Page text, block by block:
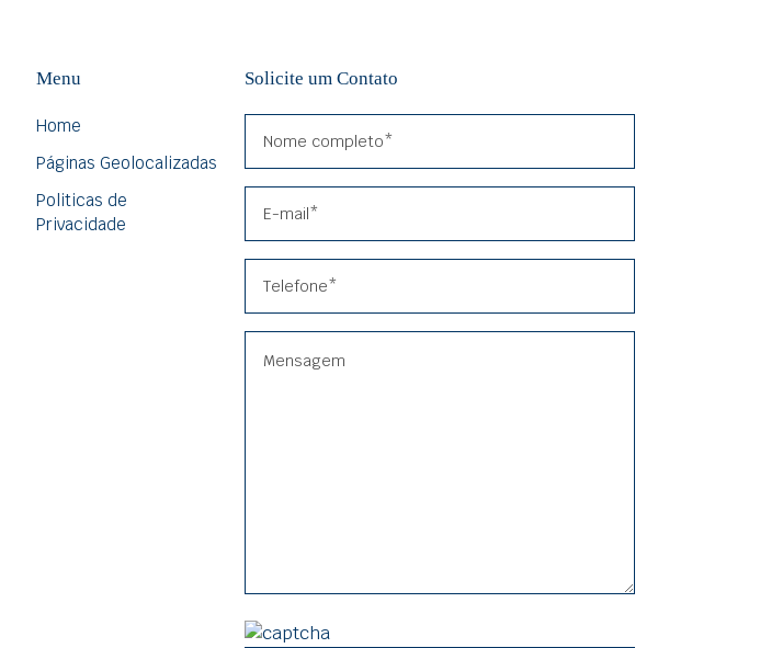
Menu
Home
Páginas Geolocalizadas
Politicas de
Privacidade
Solicite um Contato